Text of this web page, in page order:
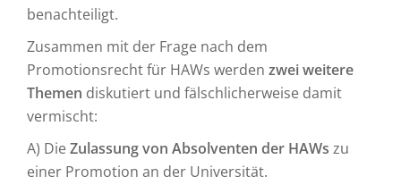
benachteiligt.
Zusammen mit der Frage nach dem
Promotionsrecht für HAWs werden zwei weitere
Themen diskutiert und fälschlicherweise damit
vermischt:
A) DieZulassung von Absolventen der HAWs zu
einer Promotion an der Universität.